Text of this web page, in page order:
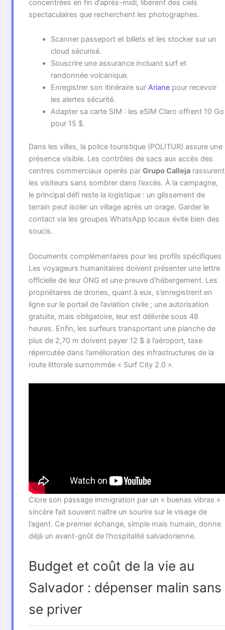
concentrées en fin d’après-midi, libèrent des ciels
spectaculaires que recherchent les photographes.
Scanner passeport et billets et les stocker sur un
cloud sécurisé.
Souscrire une assurance incluant surf et
randonnée volcanique.
Enregistrer son itinéraire sur Arianepour recevoir
les alertes sécurité.
Adapter sa carte SIM : les eSIM Claro offrent 10 Go
pour 15 $.
Dans les villes, la police touristique (POLITUR) assure une
présence visible. Les contrôles de sacs aux accès des
centres commerciaux operés par Grupo Callejarassurent
les visiteurs sans sombrer dans l’excès. À la campagne,
le principal défi reste la logistique : un glissement de
terrain peut isoler un village après un orage. Garder le
contact via les groupes WhatsApp locaux évite bien des
soucis.
Documents complémentaires pour les profils spécifiques
Les voyageurs humanitaires doivent présenter une lettre
officielle de leur ONG et une preuve d’hébergement. Les
propriétaires de drones, quant à eux, s’enregistrent en
ligne sur le portail de l’aviation civile ; une autorisation
gratuite, mais obligatoire, leur est délivrée sous 48
heures. Enfin, les surfeurs transportant une planche de
plus de 2,70 m doivent payer 12 $ à l’aéroport, taxe
répercutée dans l’amélioration des infrastructures de la
route littorale surnommée « Surf City 2.0 ».
Clore son passage immigration par un « buenas vibras »
sincère fait souvent naître un sourire sur le visage de
l’agent. Ce premier échange, simple mais humain, donne
déjà un avant-goût de l’hospitalité salvadorienne.
Budget et coût de la vie au
Salvador : dépenser malin sans
se priver